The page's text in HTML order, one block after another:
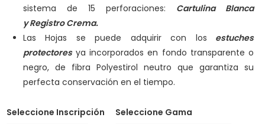
sistema de 15 perforaciones: Cartulina Blanca
yRegistro Crema.
Las Hojas se puede adquirir con los estuches
protectoresya incorporados en fondo transparente o
negro, de fibra Polyestirol neutro que garantiza su
perfecta conservación en el tiempo.
Seleccione Inscripción Seleccione Gama